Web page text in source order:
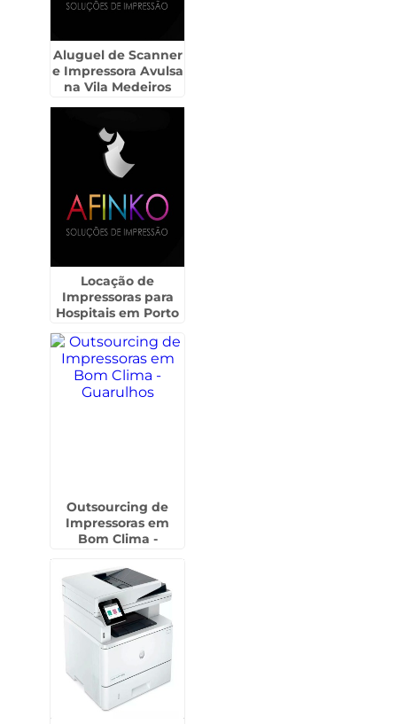
Aluguel de Scanner
e Impressora Avulsa
na Vila Medeiros
Locação de
Impressoras para
Hospitais em Porto
Outsourcing de
Impressoras em
Bom Clima -